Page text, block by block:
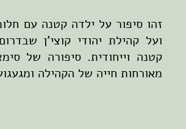
זהו סיפור על ילדה קטנה עם
ועל קהילת יהודי קוצי'ן
קטנה וייחודית. סיפורה של
מאורחות חייה של הקהילה